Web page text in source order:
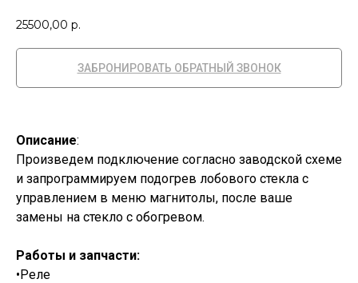
25500,00 р.
ЗАБРОНИРОВАТЬ ОБРАТНЫЙ ЗВОНОК
Описание:
Произведем подключение согласно заводской схеме
и запрограммируем подогрев лобового стекла с
управлением в меню магнитолы, после ваше
замены на стекло с обогревом.
Работы и запчасти:
•Реле